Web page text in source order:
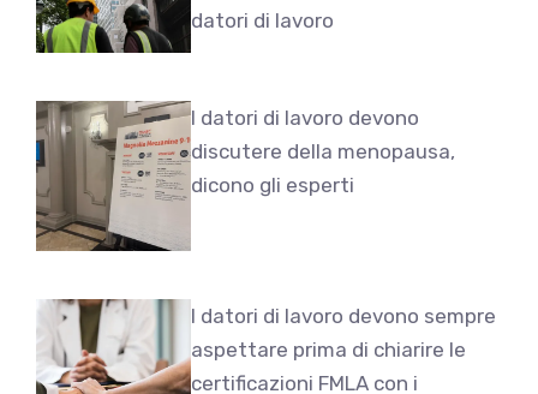
datori di lavoro
I datori di lavoro devono
discutere della menopausa,
dicono gli esperti
I datori di lavoro devono sempre
aspettare prima di chiarire le
certificazioni FMLA con i